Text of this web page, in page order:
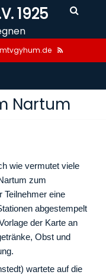
1925
Nartum
wie vermutet viele
zum
Teilnehmer eine
abgestempelt
der Karte an
Obst und
wartete auf die